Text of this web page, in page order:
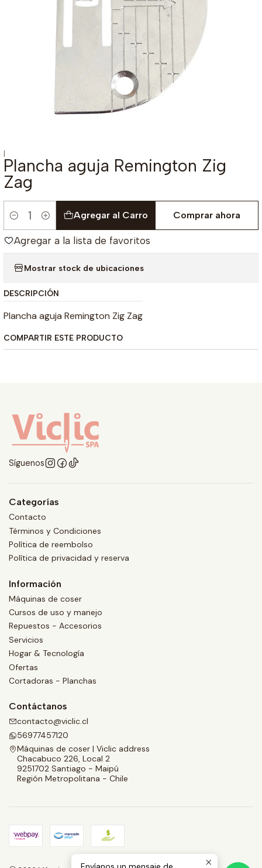
|
Plancha aguja Remington Zig
Zag
Cantidad
Agregar al Carro Comprar ahora
Agregar a la lista de favoritos
Mostrar stock de ubicaciones
DESCRIPCIÓN
Plancha aguja Remington Zig Zag
COMPARTIR ESTE PRODUCTO
Síguenos
Categorías
Contacto
Términos y Condiciones
Política de reembolso
Política de privacidad y reserva
Información
Máquinas de coser
Cursos de uso y manejo
Repuestos - Accesorios
Servicios
Hogar & Tecnología
Ofertas
Cortadoras - Planchas
Contáctanos
contacto@viclic.cl
56977457120
Máquinas de coser | Viclic address
Chacabuco 226, Local 2
9251702 Santiago - Maipú
Región Metropolitana - Chile